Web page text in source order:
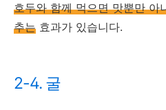
호두와 함께 먹으면 맛뿐만 아
추는 효과가 있습니다.
2-4. 굴